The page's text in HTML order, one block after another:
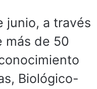
junio, a través
más de 50
Biológico-